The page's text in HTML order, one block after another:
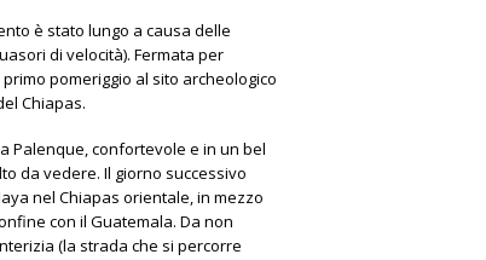
è stato lungo a causa delle
di velocità). Fermata per
pomeriggio al sito archeologico
Chiapas.
Palenque, confortevole e in un bel
da vedere. Il giorno successivo
nel Chiapas orientale, in mezzo
con il Guatemala. Da non
(la strada che si percorre